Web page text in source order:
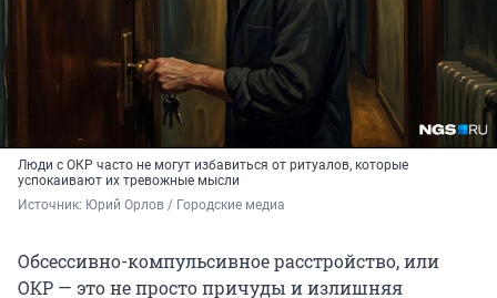
Люди с ОКР часто не могут избавиться от ритуалов, которые
успокаивают их тревожные мысли
Источник: Юрий Орлов / Городские медиа
Обсессивно-компульсивное расстройство, или
ОКР — это не просто причуды и излишняя